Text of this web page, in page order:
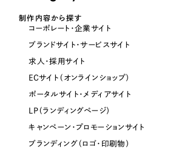
オレンジ・橙色
制作内容から探す
コーポレート・企業サイト
ブランドサイト・サービスサイト
求人・採用サイト
ECサイト（オンラインショップ）
ポータルサイト・メディアサイト
LP（ランディングページ）
キャンペーン・プロモーションサイト
ブランディング（ロゴ・印刷物）